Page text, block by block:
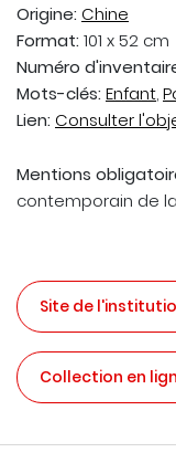
Origine: Chine
Format: 101 x 52 cm
Numéro
Mots-clés: Enfant,
Lien: Consulter
Mentions
contemporain de
Site de
Collection en